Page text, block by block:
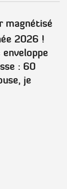
magnétisé
2026 !
: 60
je